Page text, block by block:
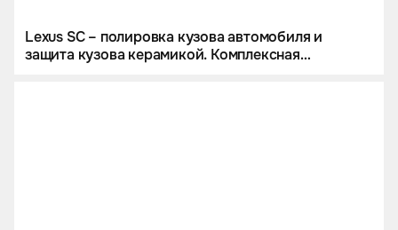
Lexus SC – полировка кузова автомобиля и
защита кузова керамикой. Комплексная